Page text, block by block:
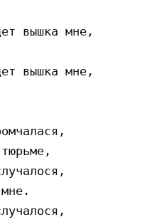
вышка мне,
вышка мне,
мне.